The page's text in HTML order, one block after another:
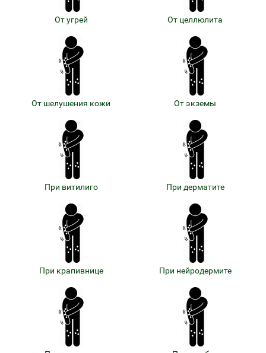
От угрей От целлюлита
От шелушения кожи От экземы
При витилиго При дерматите
При крапивнице При нейродермите